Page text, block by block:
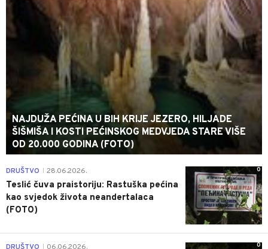
NAJDUŽA PEĆINA U BIH KRIJE JEZERO, HILJADE
ŠIŠMIŠA I KOSTI PEĆINSKOG MEDVJEDA STARE VIŠE
OD 20.000 GODINA (FOTO)
0
DRUŠTVO 28.06.2026.
Teslić čuva praistoriju: Rastuška pećina
kao svjedok života neandertalaca
(FOTO)
0
DRUŠTVO 06.06.2026.